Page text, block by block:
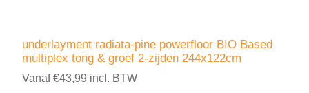
underlayment radiata-pine powerfloor BIO Based
multiplex tong & groef 2-zijden 244x122cm
Vanaf €43,99 incl. BTW